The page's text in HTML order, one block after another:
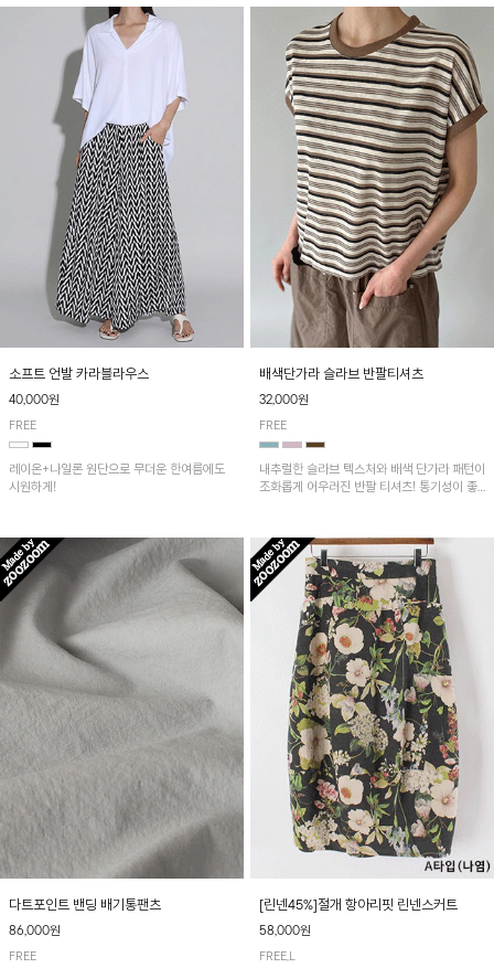
소프트 언발 카라블라우스
40,000원
FREE
레이온+나일론 원단으로 무더운 한여름에도
시원하게!
배색단가라 슬라브 반팔티셔츠
32,000원
FREE
내추럴한 슬라브 텍스처와 배색 단가라 패턴이
조화롭게 어우러진 반팔 티셔츠! 통기성이 좋
다트포인트 밴딩 배기통팬츠
86,000원
FREE
[린넨45%]절개 항아리핏 린넨스커트
58,000원
FREE,L